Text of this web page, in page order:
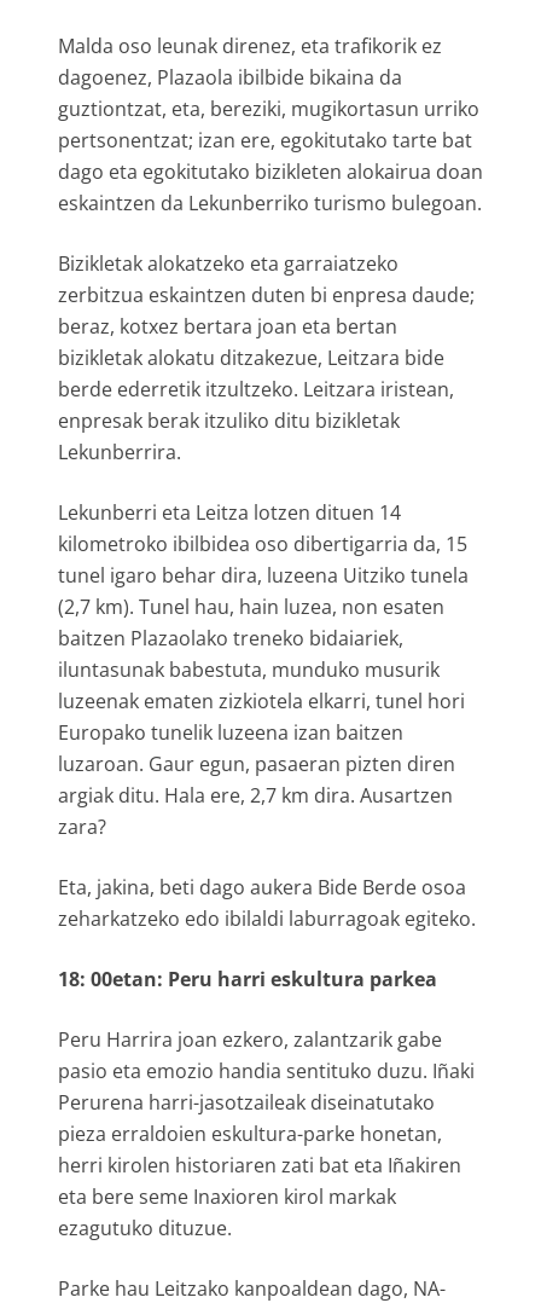
Malda oso leunak direnez, eta trafikorik ez
dagoenez, Plazaola ibilbide bikaina da
guztiontzat, eta, bereziki, mugikortasun urriko
pertsonentzat; izan ere, egokitutako tarte bat
dago eta egokitutako bizikleten alokairua doan
eskaintzen da Lekunberriko turismo bulegoan.
Bizikletak alokatzeko eta garraiatzeko
zerbitzua eskaintzen duten bi enpresa daude;
beraz, kotxez bertara joan eta bertan
bizikletak alokatu ditzakezue, Leitzara bide
berde ederretik itzultzeko. Leitzara iristean,
enpresak berak itzuliko ditu bizikletak
Lekunberrira.
Lekunberri eta Leitza lotzen dituen 14
kilometroko ibilbidea oso dibertigarria da, 15
tunel igaro behar dira, luzeena Uitziko tunela
(2,7 km). Tunel hau, hain luzea, non esaten
baitzen Plazaolako treneko bidaiariek,
iluntasunak babestuta, munduko musurik
luzeenak ematen zizkiotela elkarri, tunel hori
Europako tunelik luzeena izan baitzen
luzaroan. Gaur egun, pasaeran pizten diren
argiak ditu. Hala ere, 2,7 km dira. Ausartzen
zara?
Eta, jakina, beti dago aukera Bide Berde osoa
zeharkatzeko edo ibilaldi laburragoak egiteko.
18: 00etan: Peru harri eskultura parkea
Peru Harrira joan ezkero, zalantzarik gabe
pasio eta emozio handia sentituko duzu. Iñaki
Perurena harri-jasotzaileak diseinatutako
pieza erraldoien eskultura-parke honetan,
herri kirolen historiaren zati bat eta Iñakiren
eta bere seme Inaxioren kirol markak
ezagutuko dituzue.
Parke hau Leitzako kanpoaldean dago, NA-